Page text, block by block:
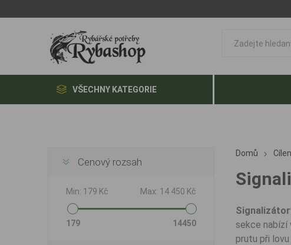
VŠECHNY KATEGORIE
Domů
sekce nabízí
prutu při
Cenový rozsah
Min: 179 Kč Max: 14 450 Kč
179 14450